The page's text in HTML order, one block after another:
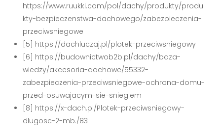
https://www.ruukki.com/pol/dachy/produkty/produ
kty-bezpieczenstwa-dachowego/zabezpieczenia-
przeciwsniegowe
[5] https://dachluczaj.pl/plotek-przeciwsniegowy
[6] https://budownictwob2b.pl/dachy/baza-
wiedzy/akcesoria-dachowe/55332-
zabezpieczenia-przeciwsniegowe-ochrona-domu-
przed-osuwajacym-sie-sniegiem
[8] https://x-dach.pl/Plotek-przeciwsniegowy-
dlugosc-2-mb./83